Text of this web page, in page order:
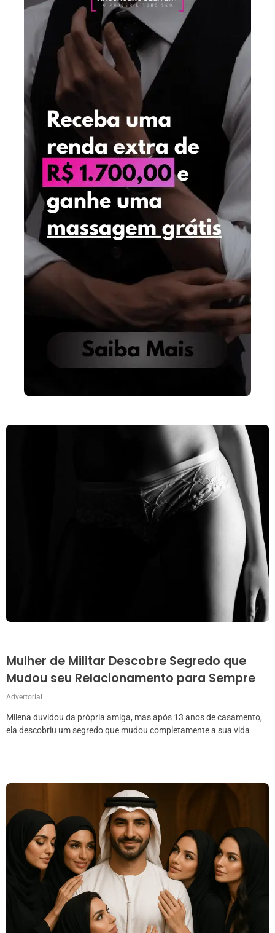
Mulher de Militar Descobre Segredo que
Mudou seu Relacionamento para Sempre
Advertorial
Milena duvidou da própria amiga, mas após 13 anos de casamento,
ela descobriu um segredo que mudou completamente a sua vida